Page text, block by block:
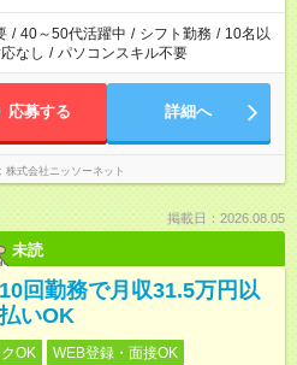
/ 40～50代活躍中 / シフト勤務 / 10名以
なし / パソコンスキル不要
応募する 詳細へ
株式会社ニッソーネット
掲載日：2026.08.05
未読
回勤務で月収31.5万円以
いOK
OK WEB登録・面接OK